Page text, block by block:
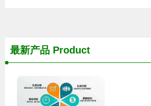
最新产品 Product